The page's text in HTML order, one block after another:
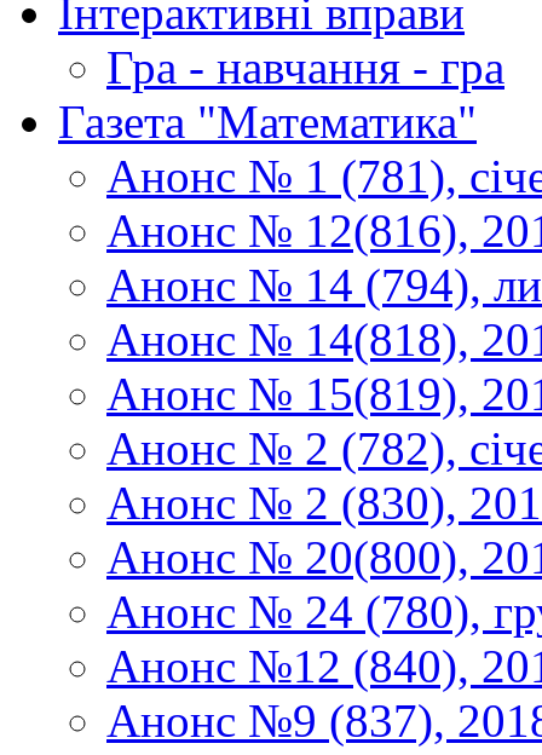
Інтерактивні вправи
Гра - навчання - гра
Газета "Математика"
Анонс № 1 (781),
Анонс № 12(816),
Анонс № 14 (794),
Анонс № 14(818),
Анонс № 15(819),
Анонс № 2 (782),
Анонс № 2 (830),
Анонс № 20(800),
Анонс № 24 (780),
Анонс №12 (840),
Анонс №9 (837),